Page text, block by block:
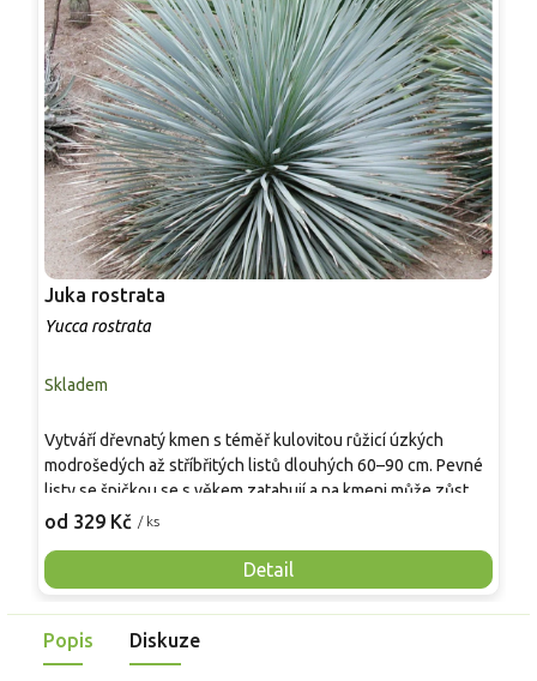
Juka rostrata
Yucca rostrata
Skladem
od 329 Kč / ks
Detail
Vytváří dřevnatý kmen s téměř kulovitou růžicí úzkých
modrošedých až stříbřitých listů dlouhých 60–90 cm. Pevné
listy se špičkou se s věkem zatahují a na kmeni může zůstat
suchá „sukně“. V červnu až červenci vyrůstá na vyzrálých
bílých zvonkovitých květů. Plodnost je v chladnějších
zahradách spíše výjimečná. Hodí se jako solitéra do
štěrkových a suchomilných výsadeb s travinami, rozchodníky
či nízkými jalovci. Šťáva může dráždit pokožku.
Popis Diskuze